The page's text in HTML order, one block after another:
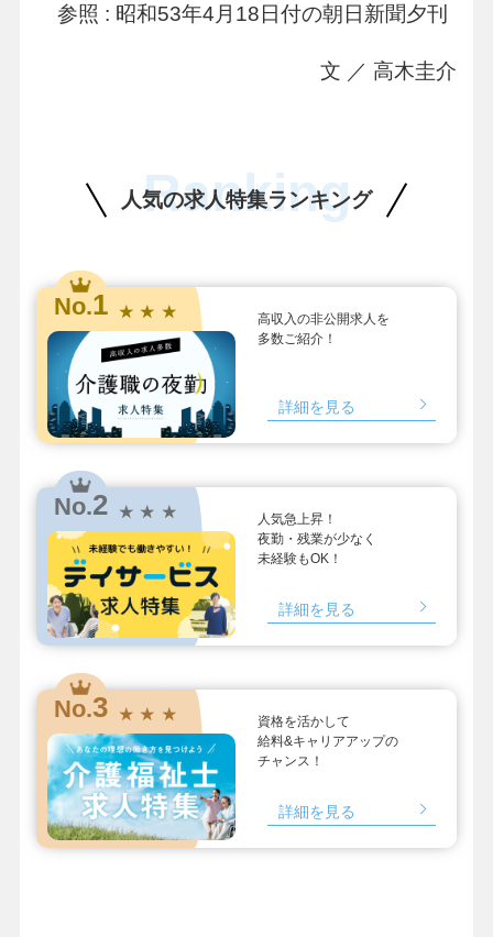
参照 : 昭和53年4月18日付の朝日新聞夕刊
文 ／ 高木圭介
人気の求人特集ランキング
Ranking
No.1 ★ ★ ★
高収入の非公開求人を
多数ご紹介！
詳細を見る
No.2 ★ ★ ★
人気急上昇！
夜勤・残業が少なく
未経験もOK！
詳細を見る
No.3 ★ ★ ★
資格を活かして
給料&キャリアアップの
チャンス！
詳細を見る